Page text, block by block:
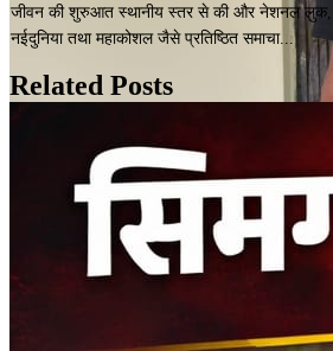
जीवन की शुरुआत स्थानीय स्तर से की और नेशनल लुक,
नईदुनिया तथा महाकोशल जैसे प्रतिष्ठित समाचा...
Related Posts